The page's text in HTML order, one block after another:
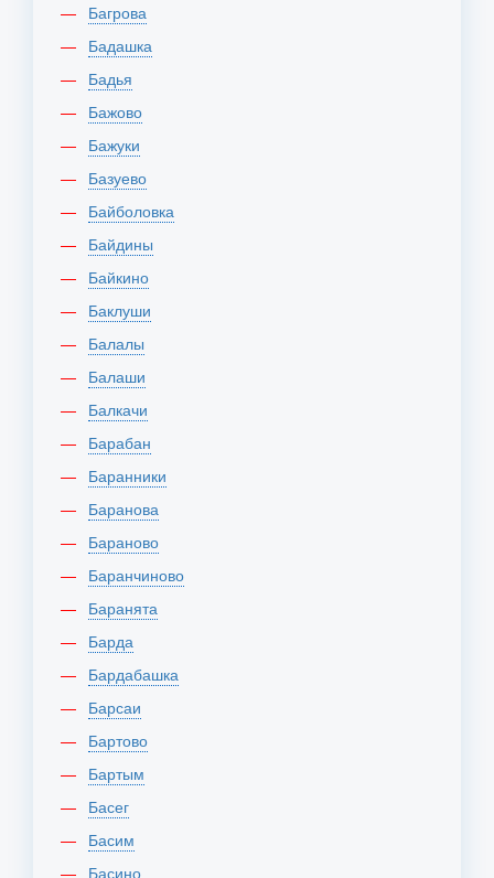
Багрова
Бадашка
Бадья
Бажово
Бажуки
Базуево
Байболовка
Байдины
Байкино
Баклуши
Балалы
Балаши
Балкачи
Барабан
Баранники
Баранова
Бараново
Баранчиново
Баранята
Барда
Бардабашка
Барсаи
Бартово
Бартым
Басег
Басим
Басино